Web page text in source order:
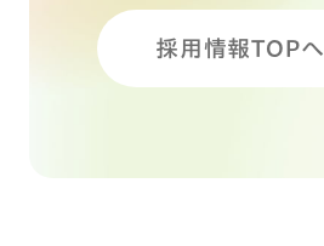
採用情報TOPへ